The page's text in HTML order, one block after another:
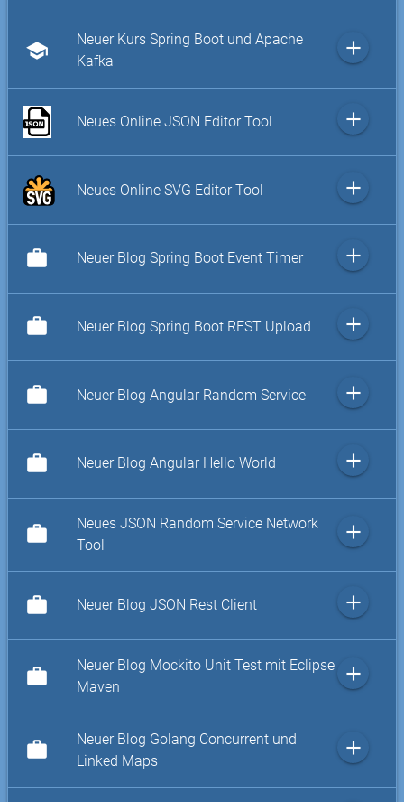
school
Neuer Kurs Spring Boot und Apache
Kafka
add
Neues Online JSON Editor Tool add
Neues Online SVG Editor Tool add
work Neuer Blog Spring Boot Event Timer add
work Neuer Blog Spring Boot REST Upload add
work Neuer Blog Angular Random Service add
work Neuer Blog Angular Hello World add
work
Neues JSON Random Service Network
Tool
add
work Neuer Blog JSON Rest Client add
work
Neuer Blog Mockito Unit Test mit Eclipse
Maven
add
work
Neuer Blog Golang Concurrent und
Linked Maps
add